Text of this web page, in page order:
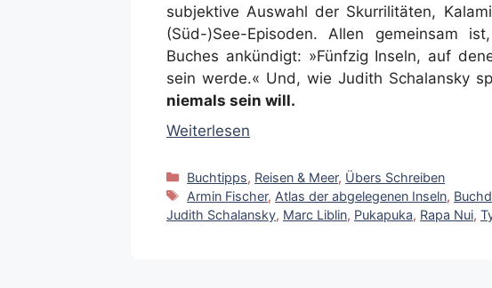
subjektive Auswahl der Skurrilitäten,
(Süd-)See-Episoden. Allen gemeinsam
Buches ankündigt: »Fünfzig Inseln, auf
sein werde.« Und, wie Judith Schalansky
niemals sein will.
Weiterlesen
Kategorien
Buchtipps, Reisen & Meer, Übers Schreiben
Schlagwörter
Armin Fischer, Atlas der abgelegenen Inseln,
Judith Schalansky, Marc Liblin, Pukapuka, Rapa Nui,